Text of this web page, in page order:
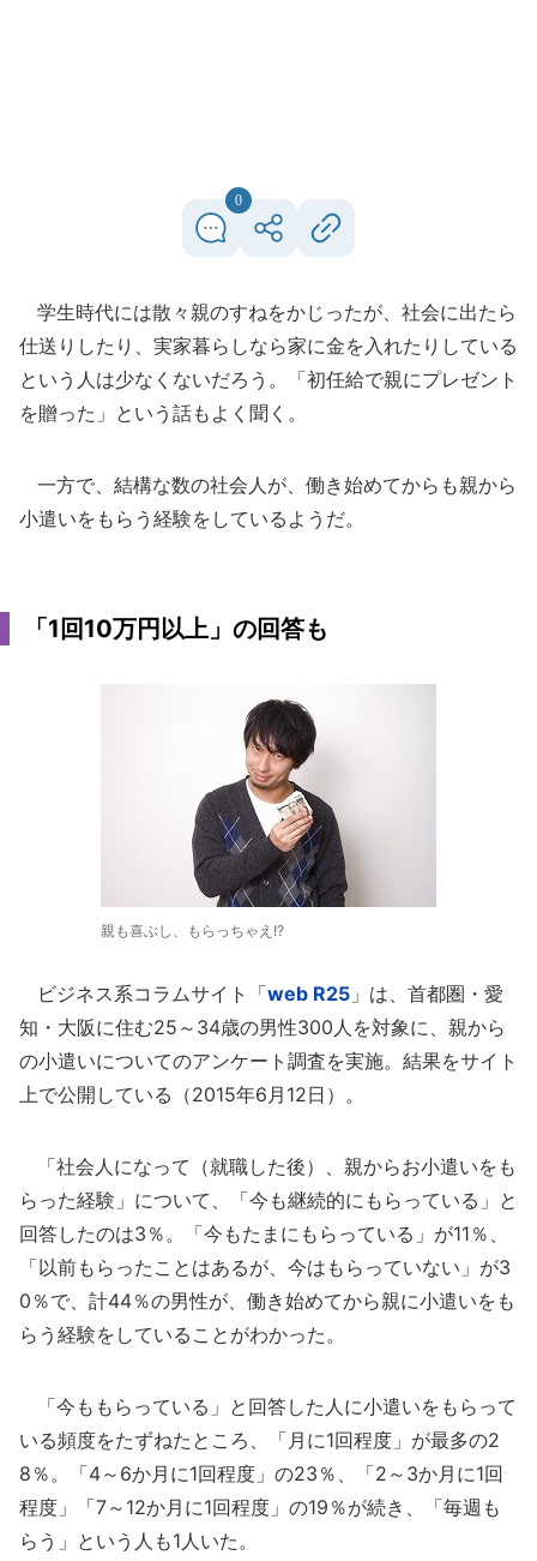
0
学生時代には散々親のすねをかじったが、社会に出たら
仕送りしたり、実家暮らしなら家に金を入れたりしている
という人は少なくないだろう。「初任給で親にプレゼント
を贈った」という話もよく聞く。
一方で、結構な数の社会人が、働き始めてからも親から
小遣いをもらう経験をしているようだ。
「1回10万円以上」の回答も
親も喜ぶし、もらっちゃえ!?
ビジネス系コラムサイト「web R25 」は、首都圏・愛
知・大阪に住む25～34歳の男性300人を対象に、親から
の小遣いについてのアンケート調査を実施。結果をサイト
上で公開している（2015年6月12日）。
「社会人になって（就職した後）、親からお小遣いをも
らった経験」について、「今も継続的にもらっている」と
回答したのは3％。「今もたまにもらっている」が11％、
「以前もらったことはあるが、今はもらっていない」が3
0％で、計44％の男性が、働き始めてから親に小遣いをも
らう経験をしていることがわかった。
「今ももらっている」と回答した人に小遣いをもらって
いる頻度をたずねたところ、「月に1回程度」が最多の2
8％。「4～6か月に1回程度」の23％、「2～3か月に1回
程度」「7～12か月に1回程度」の19％が続き、「毎週も
らう」という人も1人いた。